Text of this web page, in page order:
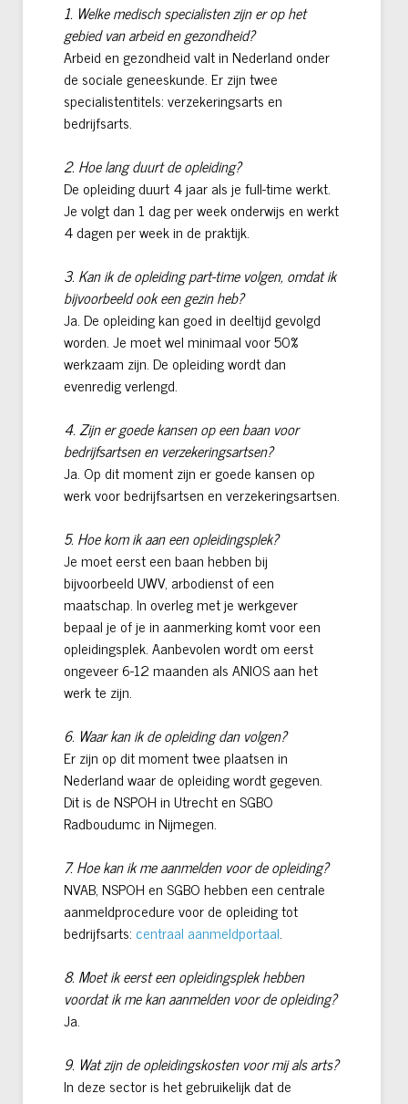
1. Welke medisch specialisten zijn er op het
gebied van arbeid en gezondheid?
Arbeid en gezondheid valt in Nederland onder
de sociale geneeskunde. Er zijn twee
specialistentitels: verzekeringsarts en
bedrijfsarts.
2. Hoe lang duurt de opleiding?
De opleiding duurt 4 jaar als je full-time werkt.
Je volgt dan 1 dag per week onderwijs en werkt
4 dagen per week in de praktijk.
3. Kan ik de opleiding part-time volgen, omdat ik
bijvoorbeeld ook een gezin heb?
Ja. De opleiding kan goed in deeltijd gevolgd
worden. Je moet wel minimaal voor 50%
werkzaam zijn. De opleiding wordt dan
evenredig verlengd.
4. Zijn er goede kansen op een baan voor
bedrijfsartsen en verzekeringsartsen?
Ja. Op dit moment zijn er goede kansen op
werk voor bedrijfsartsen en verzekeringsartsen.
5. Hoe kom ik aan een opleidingsplek?
Je moet eerst een baan hebben bij
bijvoorbeeld UWV, arbodienst of een
maatschap. In overleg met je werkgever
bepaal je of je in aanmerking komt voor een
opleidingsplek. Aanbevolen wordt om eerst
ongeveer 6-12 maanden als ANIOS aan het
werk te zijn.
6. Waar kan ik de opleiding dan volgen?
Er zijn op dit moment twee plaatsen in
Nederland waar de opleiding wordt gegeven.
Dit is de NSPOH in Utrecht en SGBO
Radboudumc in Nijmegen.
7. Hoe kan ik me aanmelden voor de opleiding?
NVAB, NSPOH en SGBO hebben een centrale
aanmeldprocedure voor de opleiding tot
bedrijfsarts: centraal aanmeldportaal.
8. Moet ik eerst een opleidingsplek hebben
voordat ik me kan aanmelden voor de opleiding?
Ja.
9. Wat zijn de opleidingskosten voor mij als arts?
In deze sector is het gebruikelijk dat de